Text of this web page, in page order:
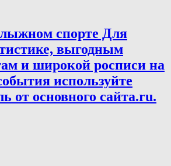
спорте Для
выгодным
и широкой росписи на
используйте
от основного сайта.ru.